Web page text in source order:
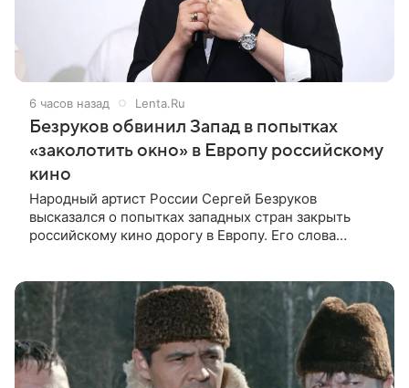
6 часов назад Lenta.Ru
Безруков обвинил Запад в попытках
«заколотить окно» в Европу российскому
кино
Народный артист России Сергей Безруков
высказался о попытках западных стран закрыть
российскому кино дорогу в Европу. Его слова